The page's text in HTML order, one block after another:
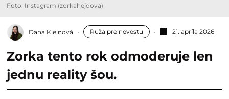
Foto: Instagram (zorkahejdova)
Dana Kleinová Ruža pre nevestu 21. apríla 2026
Zorka tento rok odmoderuje len
jednu reality šou.